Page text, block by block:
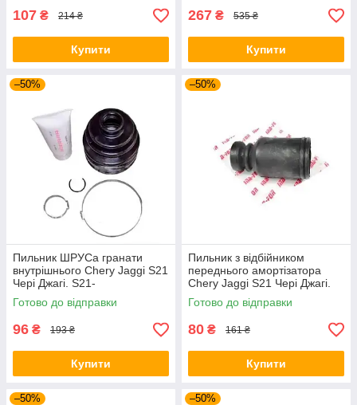
107 ₴ 214 ₴
Купити
267 ₴ 535 ₴
Купити
–50%
Пильник ШРУСа гранати
внутрішнього Chery Jaggi S21
Чері Джагі. S21-
XLb3aH2203041a
Готово до відправки
96 ₴ 193 ₴
Купити
–50%
Пильник з відбійником
переднього амортізатора
Chery Jaggi S21 Чері Джагі.
Ina For. S21-2901033
Готово до відправки
80 ₴ 161 ₴
Купити
–50% –50%